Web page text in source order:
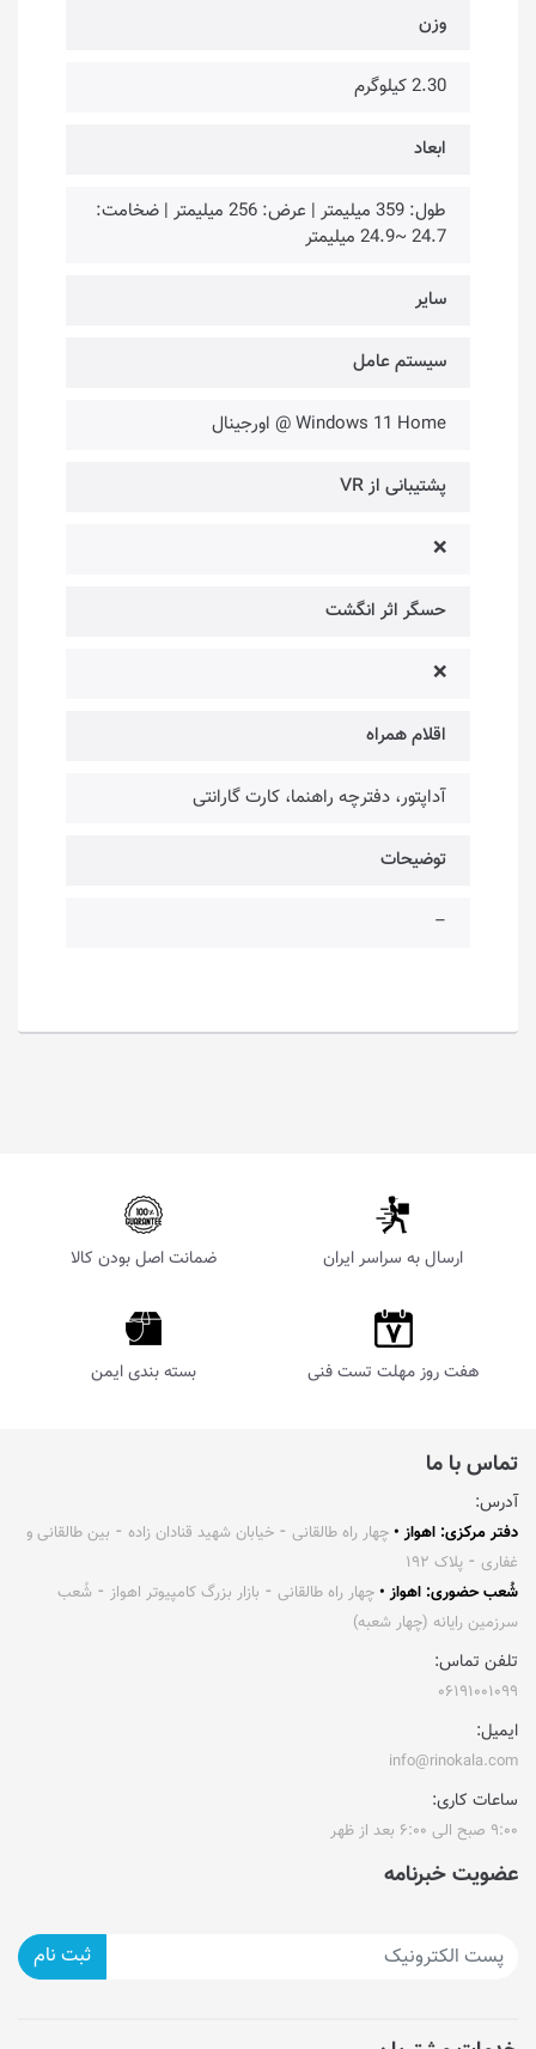
وزن
2.30 کیلوگرم
ابعاد
طول: 359 میلیمتر | عرض: 256 میلیمتر | ضخامت:
24.7 ~24.9 میلیمتر
سایر
سیستم عامل
Windows 11 Home @ اورجینال
پشتیبانی از VR
❌
حسگر اثر انگشت
❌
اقلام همراه
آداپتور، دفترچه راهنما، کارت گارانتی
توضیحات
–
ارسال به سراسر ایران ضمانت اصل بودن کالا
هفت روز مهلت تست فنی بسته بندی ایمن
تماس با ما
آدرس:
دفتر مرکزی: اهواز • چهار راه طالقانی ⁃ خیابان شهید قنادان زاده ⁃ بین طالقانی و
غفاری ⁃ پلاک ۱۹۲
شُعب حضوری: اهواز • چهار راه طالقانی ⁃ بازار بزرگ کامپیوتر اهواز ⁃ شُعب
سرزمین رایانه (چهار شعبه)
تلفن تماس:
۰۶۱۹۱۰۰۱۰۹۹
ایمیل:
info@rinokala.com
ساعات کاری:
۹:۰۰ صبح الی ۶:۰۰ بعد از ظهر
عضویت خبرنامه
ثبت نام